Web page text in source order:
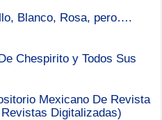
Blanco, Rosa, pero….
Chespirito y Todos Sus
Mexicano De Revista
Digitalizadas)